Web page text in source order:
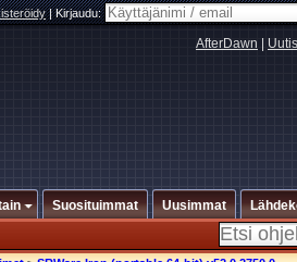
|Kirjaudu:
AfterDawn
Suosituimmat Uusimmat